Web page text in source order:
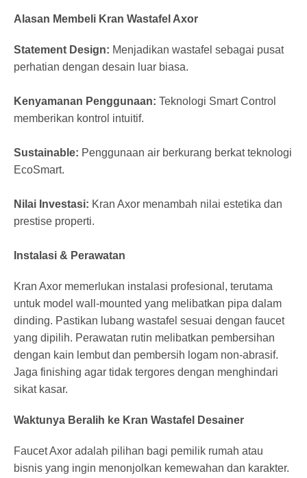
Alasan Membeli Kran Wastafel Axor
Statement Design: Menjadikan wastafel sebagai pusat
perhatian dengan desain luar biasa.
Kenyamanan Penggunaan: Teknologi Smart Control
memberikan kontrol intuitif.
Sustainable: Penggunaan air berkurang berkat teknologi
EcoSmart.
Nilai Investasi: Kran Axor menambah nilai estetika dan
prestise properti.
Instalasi & Perawatan
Kran Axor memerlukan instalasi profesional, terutama
untuk model wall-mounted yang melibatkan pipa dalam
dinding. Pastikan lubang wastafel sesuai dengan faucet
yang dipilih. Perawatan rutin melibatkan pembersihan
dengan kain lembut dan pembersih logam non-abrasif.
Jaga finishing agar tidak tergores dengan menghindari
sikat kasar.
Waktunya Beralih ke Kran Wastafel Desainer
Faucet Axor adalah pilihan bagi pemilik rumah atau
bisnis yang ingin menonjolkan kemewahan dan karakter.